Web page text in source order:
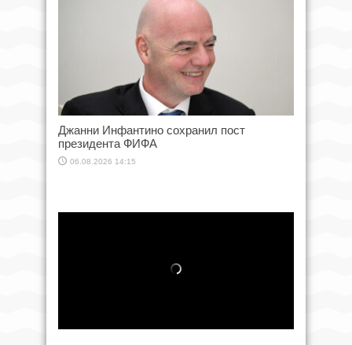
Джанни Инфантино сохранил пост
президента ФИФА
06.08.2026 14:15